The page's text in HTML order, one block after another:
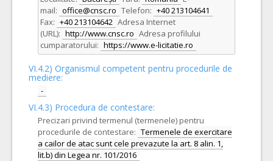
mail: office@cnsc.ro Telefon: +40 213104641
Fax: +40 213104642 Adresa Internet
(URL): http://www.cnsc.ro Adresa profilului
cumparatorului: https://www.e-licitatie.ro
VI.4.2) Organismul competent pentru procedurile de
mediere:
-
VI.4.3) Procedura de contestare:
Precizari privind termenul (termenele) pentru
procedurile de contestare: Termenele de exercitare
a cailor de atac sunt cele prevazute la art. 8 alin. 1,
lit.b) din Legea nr. 101/2016